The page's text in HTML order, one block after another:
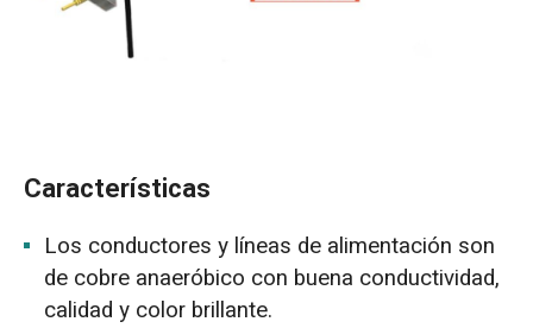
Características
Los conductores y líneas de alimentación son
de cobre anaeróbico con buena conductividad,
calidad y color brillante.